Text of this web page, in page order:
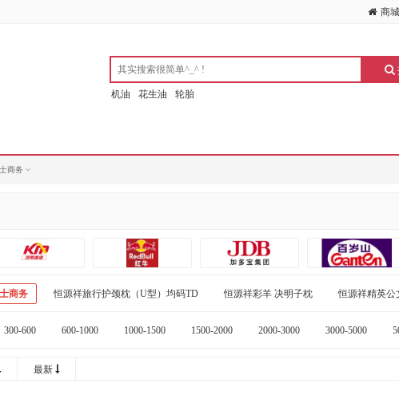
商
机油 花生油 轮胎
商务
商务 恒源祥旅行护颈枕（U型）均码TD 恒源祥彩羊 决明子枕 恒源祥精英公
300-600 600-1000 1000-1500 1500-2000 2000-3000 3000-5000
最新